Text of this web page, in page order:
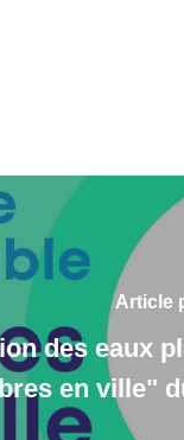
Article
des eaux
en ville"